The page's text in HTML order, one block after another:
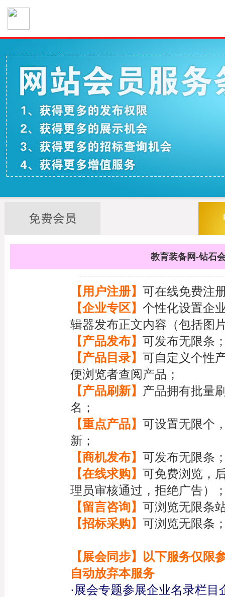
教育装备网-钻石
【用户注册】 可在线免费注
【企业专区】 个性化设置企
辑器发布正文内容（包括图
【产品发布】 可发布无限条
【产品目录】 可自定义个性
便浏览者查阅产品；
【产品刷新】 产品拥有批量
名；
【重点产品】 可设置无限个
新；
【商机发布】 可发布无限条
【在线求购】 可免费浏览，
理员审核通过，拒绝广告）
【留言咨询】 可浏览无限条
【招标采购】 可浏览无限条
【展会同步】以下服务仅限
自动放弃本服务
·展会专题参展企业名录栏目